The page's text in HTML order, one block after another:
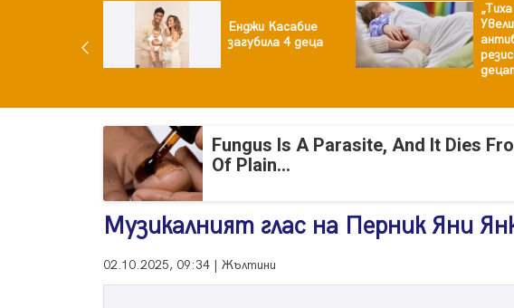
и Сияна се
Енджи Касабие
загубила 4 деца
Fungus Is A Parasite, And It Dies
Of Plain...
Музикалният глас на Перник Яни
02.10.2025, 09:34 | Жълтини